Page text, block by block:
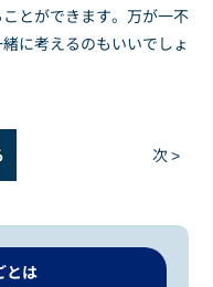
とができます。万が一不
に考えるのもいいでしょ
次 >
とは